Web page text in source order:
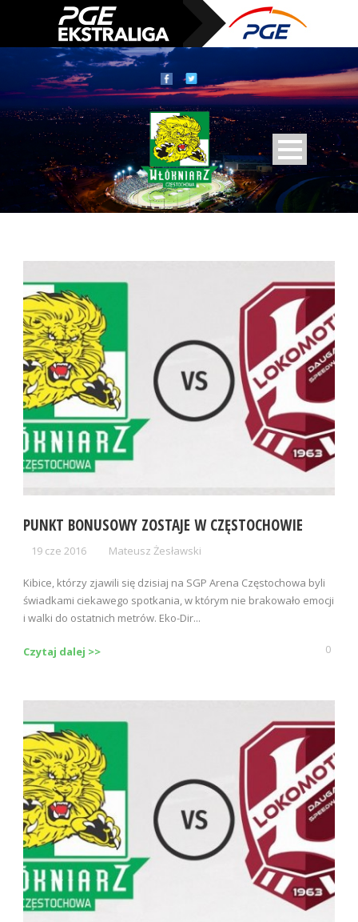
PUNKT BONUSOWY ZOSTAJE W CZĘSTOCHOWIE
19 cze 2016 Mateusz Żesławski
Kibice, którzy zjawili się dzisiaj na SGP Arena Częstochowa byli
świadkami ciekawego spotkania, w którym nie brakowało emocji
i walki do ostatnich metrów. Eko-Dir...
Czytaj dalej >> 0